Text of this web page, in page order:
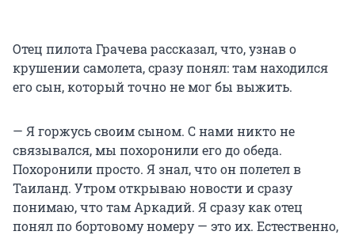
Отец пилота Грачева рассказал, что, узнав о
крушении самолета, сразу понял: там находился
его сын, который точно не мог бы выжить.
— Я горжусь своим сыном. С нами никто не
связывался, мы похоронили его до обеда.
Похоронили просто. Я знал, что он полетел в
Таиланд. Утром открываю новости и сразу
понимаю, что там Аркадий. Я сразу как отец
понял по бортовому номеру — это их. Естественно,